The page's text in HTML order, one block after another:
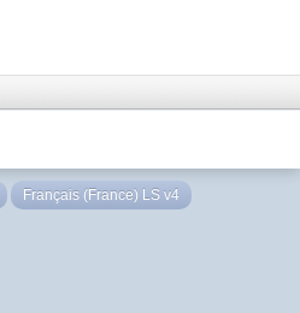
Français (France) LS v4